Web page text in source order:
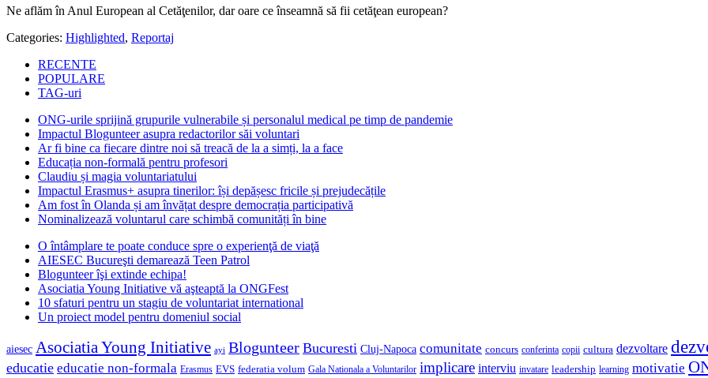
Ne aflăm în Anul European al Cetăţenilor, dar oare ce înseamnă să fii cetăţean european?
Categories: Highlighted, Reportaj
RECENTE
POPULARE
TAG-uri
ONG-urile sprijină grupurile vulnerabile și personalul medical pe timp de pandemie
Impactul Blogunteer asupra redactorilor săi voluntari
Ar fi bine ca fiecare dintre noi să treacă de la a simți, la a face
Educația non-formală pentru profesori
Claudiu și magia voluntariatului
Impactul Erasmus+ asupra tinerilor: își depășesc fricile și prejudecățile
Am fost în Olanda și am învățat despre democrația participativă
Nominalizează voluntarul care schimbă comunități în bine
O întâmplare te poate conduce spre o experienţă de viaţă
AIESEC Bucureşti demarează Teen Patrol
Blogunteer îşi extinde echipa!
Asociatia Young Initiative vă aşteaptă la ONGFest
10 sfaturi pentru un stagiu de voluntariat international
Un proiect model pentru domeniul social
aiesec Asociatia Young Initiative ayi Blogunteer Bucuresti Cluj-Napoca comunitate concurs conferinta copii cultura dezvoltare
educatie educatie non-formala Erasmus EVS federatia volum Gala Nationala a Voluntarilor implicare interviu invatare leadership learning motivatie